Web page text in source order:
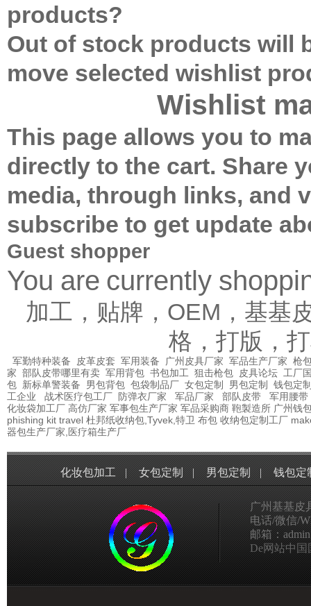
products?
Out of stock products will
move selected wishlist
Wishlist
This page allows you to
directly to the cart. Share
media, through links, and
subscribe to get update
Guest shopper
You are currently
加工，贴牌，OEM，基基
格，打版，
军勤特种装备 皮革皮套 军用装备 广州皮具厂家 军品生产厂家 枪
家 部队皮带哪里有卖 军用背包 书包加工 狙击枪包 皮具论坛 工厂
包 新标单警装备 男包背包 包袋制品厂 女包定制 男包定制
钱包定
工企业
战术医疗包工厂 防弹衣厂家 军品厂家 部队皮带
军用腰带
化妆袋加工厂 高仿厂家 军事包生产厂家 军品采购商 鞄製造所 广州钱
phishing kit travel 杜邦纸收纳包,Tyvek,特卫 布包 收纳包定制工厂
器包生产厂家,医疗箱生产厂
化妆包加工 | 女包定制 | 男包定制 | 钱包定
广州基基皮
电话/微信/
邮箱：
De网站中国